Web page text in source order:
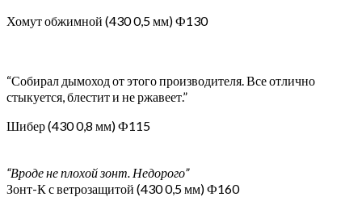
Хомут обжимной (430 0,5 мм) Ф130
“Собирал дымоход от этого производителя. Все отлично
стыкуется, блестит и не ржавеет.”
Шибер (430 0,8 мм) Ф115
“Вроде не плохой зонт. Недорого”
Зонт-К с ветрозащитой (430 0,5 мм) Ф160